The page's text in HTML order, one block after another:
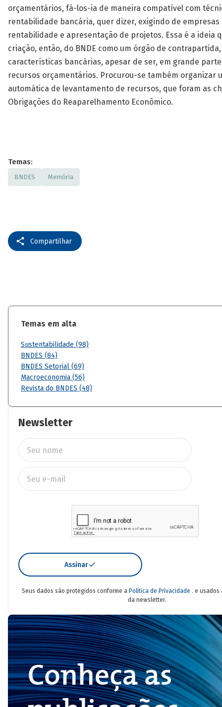
orçamentários, fá-los-ia de maneira compatível com
rentabilidade bancária, quer dizer, exigindo de empresas
rentabilidade e apresentação de projetos. Essa é a ideia
criação, então, do BNDE como um órgão de
características bancárias, apesar de ser, em grande
recursos orçamentários. Procurou-se também organizar
automática de levantamento de recursos, que foram as
Obrigações do Reaparelhamento Econômico.
Temas:
BNDES Memória
Compartilhar
Temas em alta
Sustentabilidade (98)
BNDES (84)
BNDES Setorial (69)
Macroeconomia (56)
Revista do BNDES (48)
Newsletter
Assinar
Seus dados são protegidos conforme a Política de Privacidade . e usados
da newsletter.